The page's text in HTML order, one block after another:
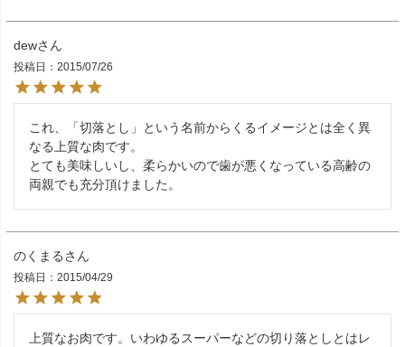
dew
投稿日 2015/07/26
これ、「切落とし」という名前からくるイメージとは全く異
なる上質な肉です。
とても美味しいし、柔らかいので歯が悪くなっている高齢の
両親でも充分頂けました。
のくまる
投稿日 2015/04/29
上質なお肉です。いわゆるスーパーなどの切り落としとはレ